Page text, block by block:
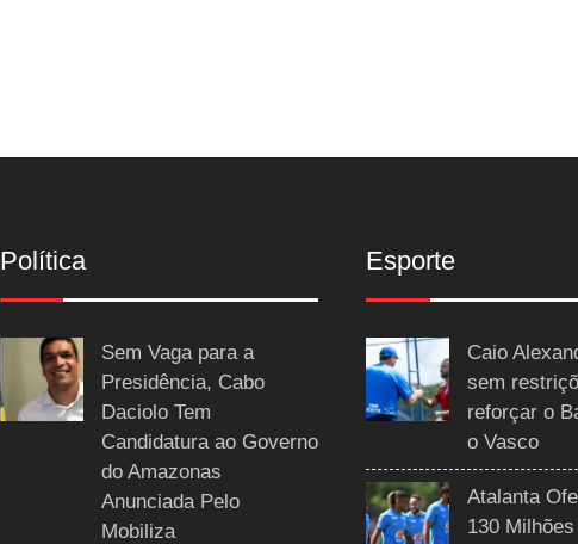
Política
Sem Vaga para a
Presidência, Cabo
Daciolo Tem
Candidatura ao Governo
do Amazonas
Anunciada Pelo
Mobiliza
Esporte
Caio
sem
reforçar o
o Vasco
Atalanta
130